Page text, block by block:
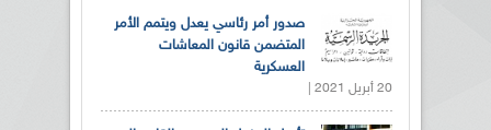
صدور أمر رئاسي يعدل ويتمم الأمر
المتضمن قانون المعاشات
العسكرية
20 أبريل 2021 |